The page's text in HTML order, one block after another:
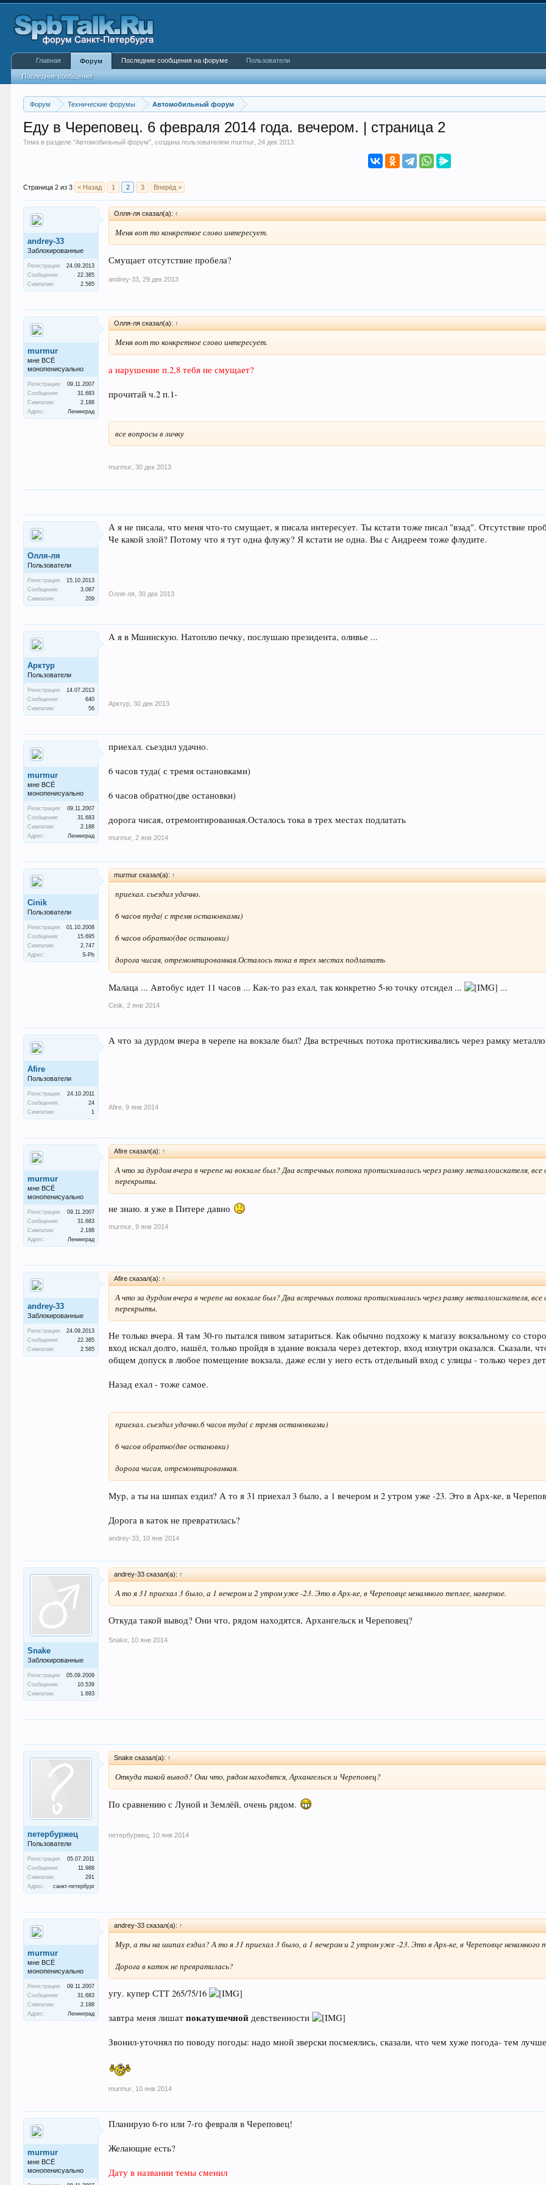
Форум Технические форумы Автомобильный форум
Еду в Череповец. 6 февраля 2014 года. вечером. | страница 2
Тема в разделе "Автомобильный форум", создана пользователемmurmur ,24 дек 2013
Страница 2 из 3 < Назад 1 2 3 Вперёд >
andrey-33
Заблокированные
Регистрация:
24.09.2013
Сообщения:
22.385
Симпатии:
2.585
Олля-ля сказал(а): ↑
Меня вот то конкретное слово интересует.
Смущает отсутствие пробела?
andrey-33 29 дек 2013
murmur
мне ВСЁ
монопенисуально
Регистрация:
09.11.2007
Сообщения:
31.683
Симпатии:
2.188
Адрес:
Ленинград
Олля-ля сказал(а): ↑
Меня вот то конкретное слово интересует.
а нарушение п.2,8 тебя не смущает?
прочитай ч.2 п.1-
все вопросы в личку
murmur 30 дек 2013
Олля-ля
Пользователи
Регистрация:
15.10.2013
Сообщения:
3.087
Симпатии:
209
А я не писала, что меня что-то смущает, я писала интересует. Ты кстати тоже писал "взад". Отсутствие
Че какой злой? Потому что я тут одна флужу? Я кстати не одна. Вы с Андреем тоже флудите.
Олля-ля 30 дек 2013
Арктур
Пользователи
Регистрация:
14.07.2013
Сообщения:
640
Симпатии:
56
А я в Мшинскую. Натоплю печку, послушаю президента, оливье ...
Арктур 30 дек 2013
murmur
мне ВСЁ
монопенисуально
Регистрация:
09.11.2007
Сообщения:
31.683
Симпатии:
2.188
Адрес:
Ленинград
приехал. сьездил удачно.
6 часов туда( с тремя остановками)
6 часов обратно(две остановки)
дорога чисая, отремонтированная.Осталось тока в трех местах подлатать
murmur 2 янв 2014
Cinik
Пользователи
Регистрация:
01.10.2008
Сообщения:
15.695
Симпатии:
2.747
Адрес:
S-Pb
murmur сказал(а): ↑
приехал. сьездил удачно.
6 часов туда( с тремя остановками)
6 часов обратно(две остановки)
дорога чисая, отремонтированная.Осталось тока в трех местах подлатать
Малаца ... Автобус идет 11 часов ... Как-то раз ехал, так конкретно 5-ю точку отсидел ... ...
Cinik 2 янв 2014
Afire
Пользователи
Регистрация:
24.10.2011
Сообщения:
24
Симпатии:
1
А что за дурдом вчера в черепе на вокзале был? Два встречных потока протискивались через рамку
Afire 9 янв 2014
murmur
мне ВСЁ
монопенисуально
Регистрация:
09.11.2007
Сообщения:
31.683
Симпатии:
2.188
Адрес:
Ленинград
Afire сказал(а): ↑
А что за дурдом вчера в черепе на вокзале был? Два встречных потока протискивались через рамку металлоискателя,
перекрыты.
не знаю. я уже в Питере давно
murmur 9 янв 2014
andrey-33
Заблокированные
Регистрация:
24.09.2013
Сообщения:
22.385
Симпатии:
2.585
Afire сказал(а): ↑
А что за дурдом вчера в черепе на вокзале был? Два встречных потока протискивались через рамку металлоискателя,
перекрыты.
Не только вчера. Я там 30-го пытался пивом затариться. Как обычно подхожу к магазу вокзальному со
вход искал долго, нашёл, только пройдя в здание вокзала через детектор, вход изнутри оказался. Сказали,
общем допуск в любое помещение вокзала, даже если у него есть отдельный вход с улицы - только через
Назад ехал - тоже самое.
приехал. сьездил удачно.6 часов туда( с тремя остановками)
6 часов обратно(две остановки)
дорога чисая, отремонтированная.
Мур, а ты на шипах ездил? А то я 31 приехал 3 было, а 1 вечером и 2 утром уже -23. Это в Арх-ке, в
Дорога в каток не превратилась?
andrey-33 10 янв 2014
Snake
Заблокированные
Регистрация:
05.09.2009
Сообщения:
10.539
Симпатии:
1.693
andrey-33 сказал(а): ↑
А то я 31 приехал 3 было, а 1 вечером и 2 утром уже -23. Это в Арх-ке, в Череповце ненамного теплее, наверное.
Откуда такой вывод? Они что, рядом находятся, Архангельск и Череповец?
Snake 10 янв 2014
петербуржец
Пользователи
Регистрация:
05.07.2011
Сообщения:
11.988
Симпатии:
291
Адрес:
санкт-петербург
Snake сказал(а): ↑
Откуда такой вывод? Они что, рядом находятся, Архангельск и Череповец?
По сравнению с Луной и Землёй, очень рядом.
петербуржец 10 янв 2014
murmur
мне ВСЁ
монопенисуально
Регистрация:
09.11.2007
Сообщения:
31.683
Симпатии:
2.188
Адрес:
Ленинград
andrey-33 сказал(а): ↑
Мур, а ты на шипах ездил? А то я 31 приехал 3 было, а 1 вечером и 2 утром уже -23. Это в Арх-ке, в Череповце ненамного
Дорога в каток не превратилась?
угу. купер СТТ 265/75/16
завтра меня лишатпокатушечнойдевственности
Звонил-уточнял по поводу погоды: надо мной зверски посмеялись, сказали, что чем хуже погода- тем
murmur 10 янв 2014
murmur
мне ВСЁ
монопенисуально
Планирую 6-го или 7-го февраля в Череповец!
Желающие есть?
Дату в названии темы сменил
Главная Форум
Последние сообщения
Последние сообщения на форуме Пользователи